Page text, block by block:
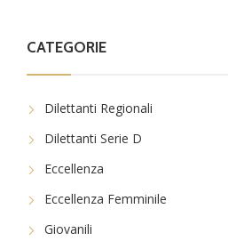
CATEGORIE
Dilettanti Regionali
Dilettanti Serie D
Eccellenza
Eccellenza Femminile
Giovanili